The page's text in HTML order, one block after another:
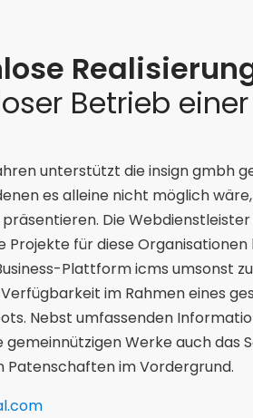
Betrieb
unterstützt die insign gmbh
es alleine nicht möglich
Die
Projekte für diese
Plattform icms umsonst
im Rahmen eines
Nebst umfassenden
Werke auch das
Patenschaften im Vordergrund.